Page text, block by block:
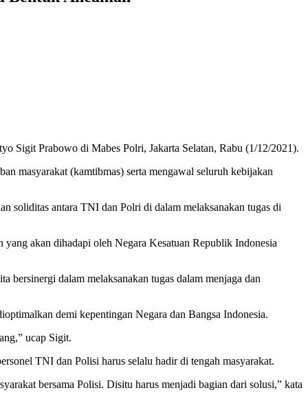
Sigit Prabowo di Mabes Polri, Jakarta Selatan, Rabu (1/12/2021).
masyarakat (kamtibmas) serta mengawal seluruh kebijakan
soliditas antara TNI dan Polri di dalam melaksanakan tugas di
akan dihadapi oleh Negara Kesatuan Republik Indonesia
bersinergi dalam melaksanakan tugas dalam menjaga dan
demi kepentingan Negara dan Bangsa Indonesia.
ucap Sigit.
TNI dan Polisi harus selalu hadir di tengah masyarakat.
bersama Polisi. Disitu harus menjadi bagian dari solusi,” kata